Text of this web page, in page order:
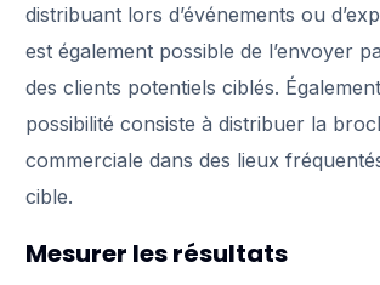
distribuant lors d’événements ou
est également possible de l’envoyer
des clients potentiels ciblés.
possibilité consiste à distribuer la
commerciale dans des lieux
cible.
Mesurer les résultats